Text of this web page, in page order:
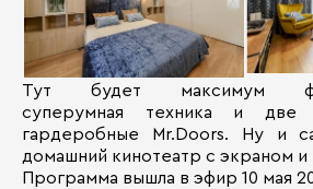
Тут будет максимум
суперумная техника и две
гардеробные Mr.Doors. Ну и
домашний кинотеатр с экраном
Программа вышла в эфир 10 мая